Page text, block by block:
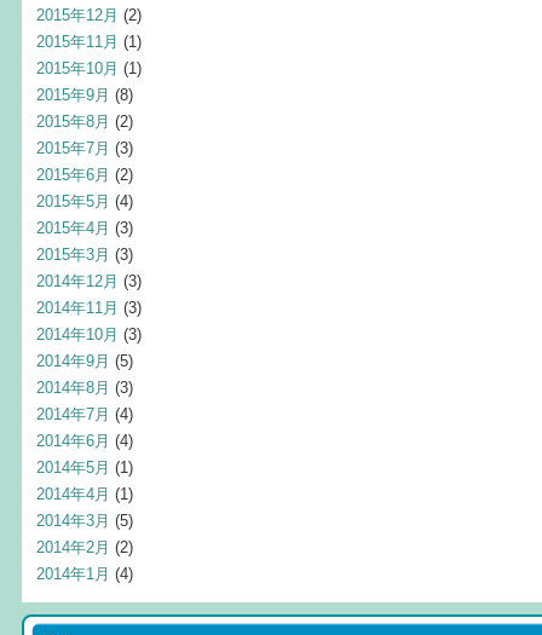
2015年12月 (2)
2015年11月 (1)
2015年10月 (1)
2015年9月 (8)
2015年8月 (2)
2015年7月 (3)
2015年6月 (2)
2015年5月 (4)
2015年4月 (3)
2015年3月 (3)
2014年12月 (3)
2014年11月 (3)
2014年10月 (3)
2014年9月 (5)
2014年8月 (3)
2014年7月 (4)
2014年6月 (4)
2014年5月 (1)
2014年4月 (1)
2014年3月 (5)
2014年2月 (2)
2014年1月 (4)